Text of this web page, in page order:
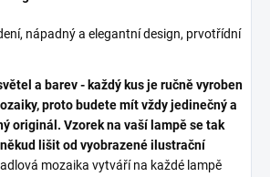
nápadný a elegantní design, prvotřídní
a barev - každý kus je ručně vyroben
proto budete mít vždy jedinečný a
originál. Vzorek na vaší lampě se tak
lišit od vyobrazené ilustrační
mozaika vytváří na každé lampě